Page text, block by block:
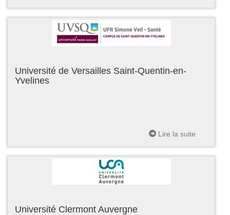
Université de Versailles Saint-Quentin-en-
Yvelines
Lire la suite
Université Clermont Auvergne